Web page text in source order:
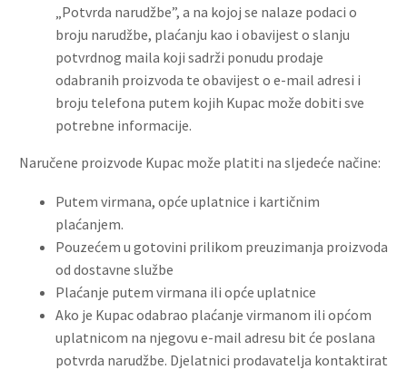
„Potvrda narudžbe”, a na kojoj se nalaze podaci o
broju narudžbe, plaćanju kao i obavijest o slanju
potvrdnog maila koji sadrži ponudu prodaje
odabranih proizvoda te obavijest o e-mail adresi i
broju telefona putem kojih Kupac može dobiti sve
potrebne informacije.
Naručene proizvode Kupac može platiti na sljedeće načine:
Putem virmana, opće uplatnice i kartičnim
plaćanjem.
Pouzećem u gotovini prilikom preuzimanja proizvoda
od dostavne službe
Plaćanje putem virmana ili opće uplatnice
Ako je Kupac odabrao plaćanje virmanom ili općom
uplatnicom na njegovu e-mail adresu bit će poslana
potvrda narudžbe. Djelatnici prodavatelja kontaktirat